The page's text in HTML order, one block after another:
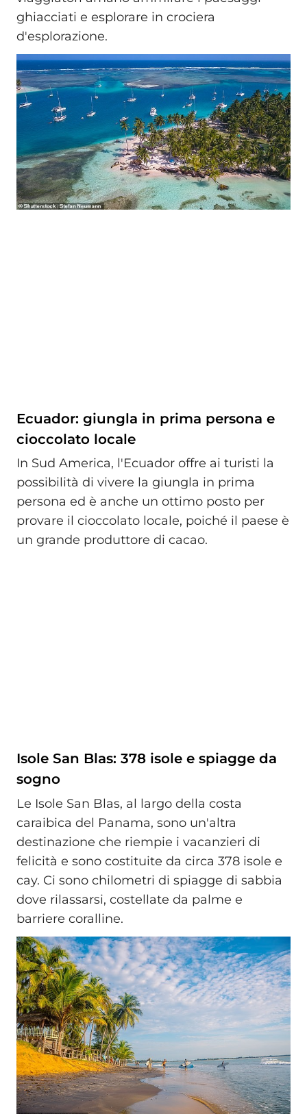
ghiacciati e esplorare in crociera
d'esplorazione.
Ecuador: giungla in prima persona e
cioccolato locale
In Sud America, l'Ecuador offre ai turisti la
possibilità di vivere la giungla in prima
persona ed è anche un ottimo posto per
provare il cioccolato locale, poiché il paese è
un grande produttore di cacao.
Isole San Blas: 378 isole e spiagge da
sogno
Le Isole San Blas, al largo della costa
caraibica del Panama, sono un'altra
destinazione che riempie i vacanzieri di
felicità e sono costituite da circa 378 isole e
cay. Ci sono chilometri di spiagge di sabbia
dove rilassarsi, costellate da palme e
barriere coralline.